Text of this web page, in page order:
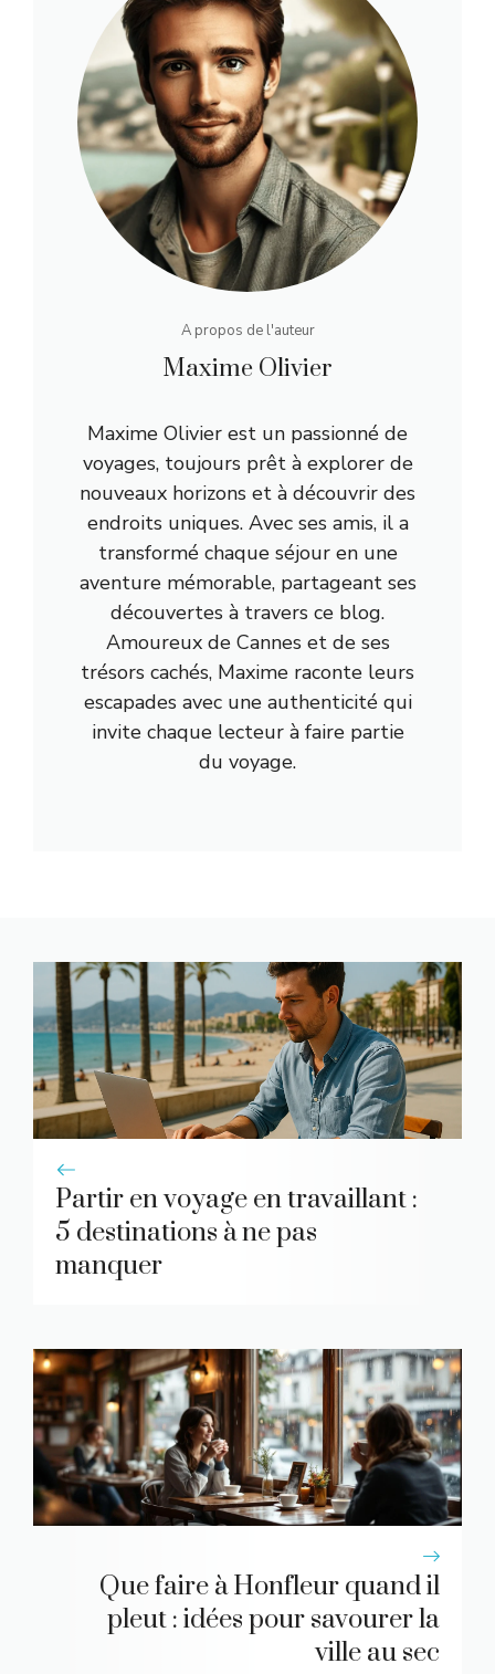
A propos de l'auteur
Maxime Olivier
Maxime Olivier est un passionné de
voyages, toujours prêt à explorer de
nouveaux horizons et à découvrir des
endroits uniques. Avec ses amis, il a
transformé chaque séjour en une
aventure mémorable, partageant ses
découvertes à travers ce blog.
Amoureux de Cannes et de ses
trésors cachés, Maxime raconte leurs
escapades avec une authenticité qui
invite chaque lecteur à faire partie
du voyage.
Partir en voyage en travaillant :
5 destinations à ne pas
manquer
Que faire à Honfleur quand il
pleut : idées pour savourer la
ville au sec